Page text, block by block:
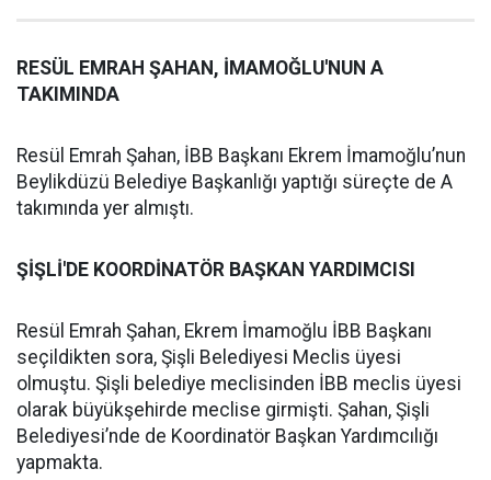
RESÜL EMRAH ŞAHAN, İMAMOĞLU'NUN A
TAKIMINDA
Resül Emrah Şahan, İBB Başkanı Ekrem İmamoğlu’nun
Beylikdüzü Belediye Başkanlığı yaptığı süreçte de A
takımında yer almıştı.
ŞİŞLİ'DE KOORDİNATÖR BAŞKAN YARDIMCISI
Resül Emrah Şahan, Ekrem İmamoğlu İBB Başkanı
seçildikten sora, Şişli Belediyesi Meclis üyesi
olmuştu. Şişli belediye meclisinden İBB meclis üyesi
olarak büyükşehirde meclise girmişti. Şahan, Şişli
Belediyesi’nde de Koordinatör Başkan Yardımcılığı
yapmakta.